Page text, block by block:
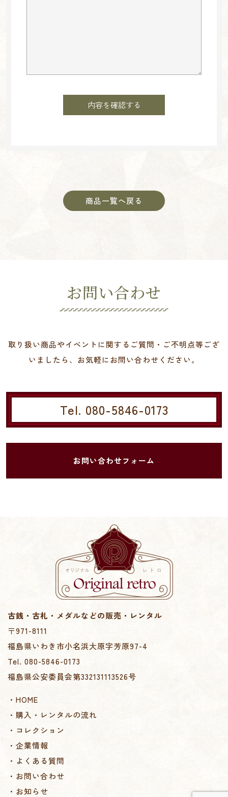
商品一覧へ戻る
お問い合わせ
取り扱い商品やイベントに関するご質問・ご不明点等ござ
いましたら、お気軽にお問い合わせください。
Tel. 080-5846-0173
お問い合わせフォーム
古銭・古札・メダルなどの販売・レンタル
〒971-8111
福島県いわき市小名浜大原字芳原97-4
Tel. 080-5846-0173
福島県公安委員会第332131113526号
・HOME
・購入・レンタルの流れ
・コレクション
・企業情報
・よくある質問
・お問い合わせ
・お知らせ